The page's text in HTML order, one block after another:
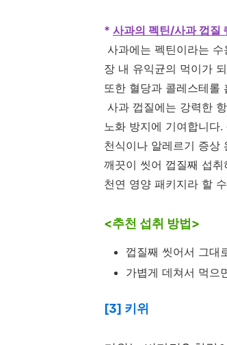
* 사과의 펙틴/사과 껍질
사과에는 펙틴이라는
장 내 유익균의 먹이가
또한 혈당과 콜레스테롤
사과 껍질에는 강력한
노화 방지에 기여합니다
천식이나 알레르기 증상
깨끗이 씻어 껍질째 섭
천연 영양 패키지라 할
<추천 섭취 방법>
껍질째 씻어서 그대
가볍게 데쳐서 먹으
[3] 키위